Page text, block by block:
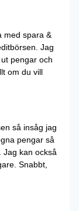
med spara &
Jag
pengar och
om du vill
så insåg jag
pengar så
Jag kan också
Snabbt,